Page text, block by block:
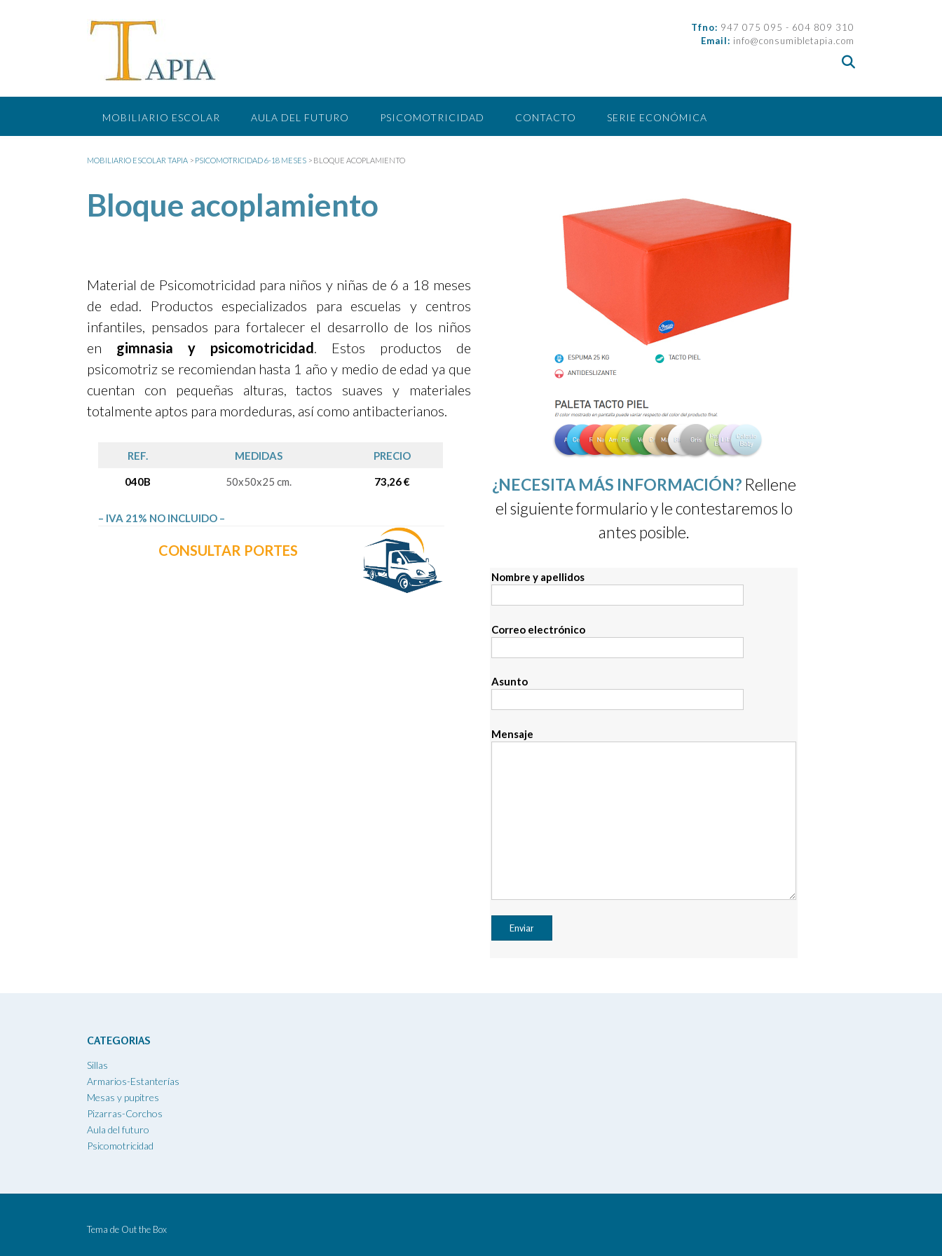
Tfno: 947 075 095 - 604 809 310
Email: info@consumibletapia.com
MOBILIARIO ESCOLAR AULA DEL FUTURO PSICOMOTRICIDAD CONTACTO SERIE ECONÓMICA
MOBILIARIO ESCOLAR TAPIA > PSICOMOTRICIDAD 6-18 MESES > BLOQUE ACOPLAMIENTO
Bloque acoplamiento
Material de Psicomotricidad para niños y niñas de 6 a 18 meses
de edad. Productos especializados para escuelas y centros
infantiles, pensados para fortalecer el desarrollo de los niños
en gimnasia y psicomotricidad . Estos productos de
psicomotriz se recomiendan hasta 1 año y medio de edad ya que
cuentan con pequeñas alturas, tactos suaves y materiales
totalmente aptos para mordeduras, así como antibacterianos.
REF. MEDIDAS PRECIO
040B 50x50x25 cm. 73,26 €
– IVA 21% NO INCLUIDO –
CONSULTAR PORTES
¿NECESITA MÁS INFORMACIÓN? Rellene
el siguiente formulario y le contestaremos lo
antes posible.
Nombre y apellidos
Correo electrónico
Asunto
Mensaje
CATEGORIAS
Sillas
Armarios-Estanterías
Mesas y pupitres
Pizarras-Corchos
Aula del futuro
Psicomotricidad
Tema de Out the Box